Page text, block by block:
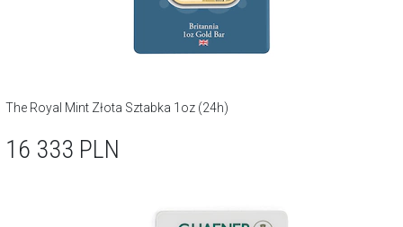
The Royal Mint Złota Sztabka 1oz (24h)
16 333 PLN